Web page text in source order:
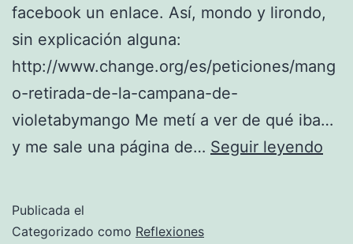
facebook un enlace. Así, mondo y lirondo,
sin explicación alguna:
http://www.change.org/es/peticiones/mang
o-retirada-de-la-campana-de-
violetabymango Me metí a ver de qué iba…
y me sale una página de… Seguir leyendo
Publicada el
Categorizado como Reflexiones